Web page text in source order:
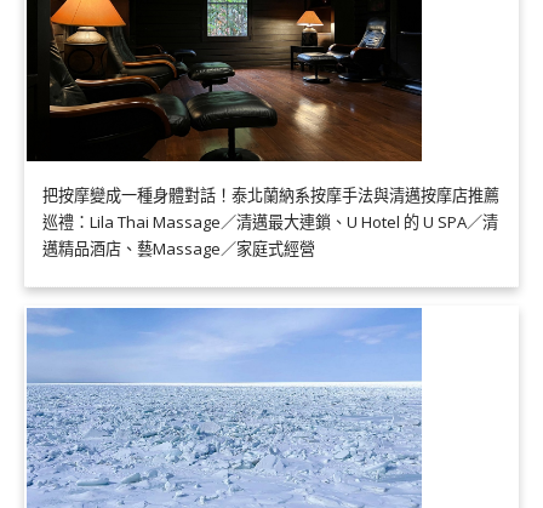
把按摩變成一種身體對話！泰北蘭納系按摩手法與清邁按摩店推薦
巡禮：Lila Thai Massage／清邁最大連鎖、U Hotel 的 U SPA／清
邁精品酒店、藝Massage／家庭式經營